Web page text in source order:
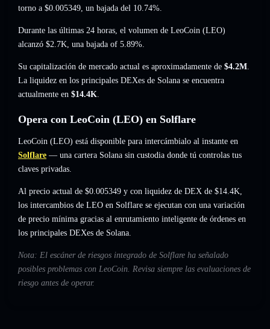
torno a $0.005349, un bajada del 10.74%.
Durante las últimas 24 horas, el volumen de LeoCoin (LEO)
alcanzó $2.7K, una bajada of 5.89%.
Su capitalización de mercado actual es aproximadamente de $4.2M.
La liquidez en los principales DEXes de Solana se encuentra
actualmente en $14.4K.
Opera con LeoCoin (LEO) en Solflare
LeoCoin (LEO) está disponible para intercámbialo al instante en
Solflare — una cartera Solana sin custodia donde tú controlas tus
claves privadas.
Al precio actual de $0.005349 y con liquidez de DEX de $14.4K,
los intercambios de LEO en Solflare se ejecutan con una variación
de precio mínima gracias al enrutamiento inteligente de órdenes en
los principales DEXes de Solana.
Nota: El escáner de riesgos integrado de Solflare ha señalado
posibles problemas con LeoCoin. Revisa siempre las evaluaciones de
riesgo antes de operar.